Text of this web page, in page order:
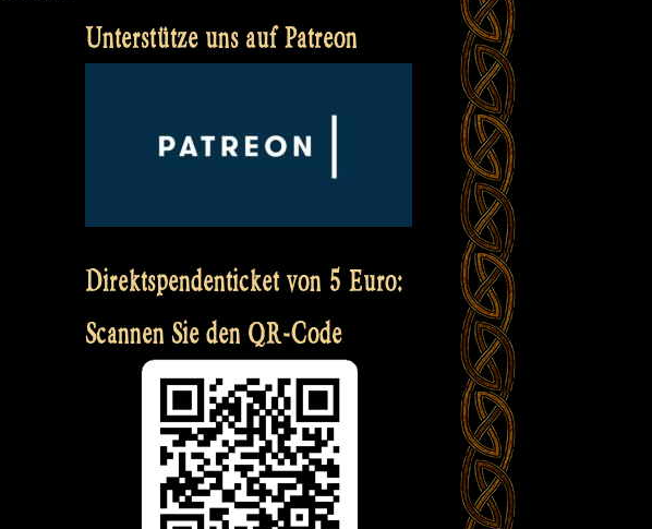
Unterstütze uns auf Patreon
Direktspendenticket von 5 Euro:
Scannen Sie den QR-Code